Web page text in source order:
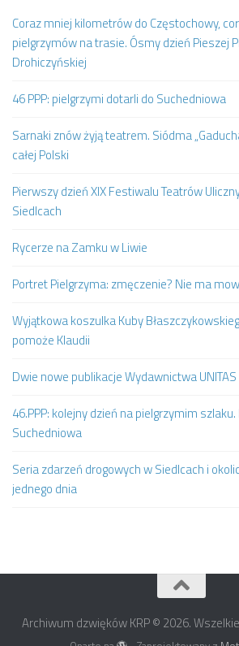
Coraz mniej kilometrów do Częstochowy,
pielgrzymów na trasie. Ósmy dzień Pieszej
Drohiczyńskiej
46 PPP: pielgrzymi dotarli do Suchedniowa
Sarnaki znów żyją teatrem. Siódma
całej Polski
Pierwszy dzień XIX Festiwalu Teatrów
Siedlcach
Rycerze na Zamku w Liwie
Portret Pielgrzyma: zmęczenie? Nie ma
Wyjątkowa koszulka Kuby
pomoże Klaudii
Dwie nowe publikacje Wydawnictwa UNITAS
46.PPP: kolejny dzień na pielgrzymim
Suchedniowa
Seria zdarzeń drogowych w Siedlcach i
jednego dnia
Archiwum dzwięków KRP © 2026.